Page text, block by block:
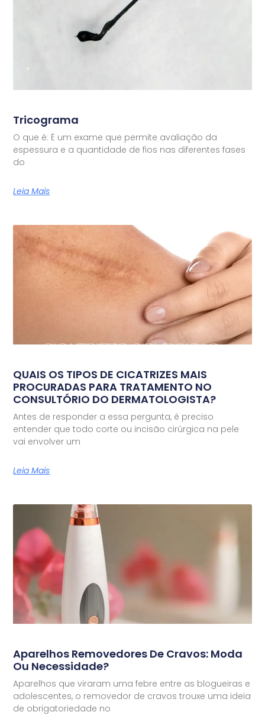
Tricograma
O que é: É um exame que permite avaliação da
espessura e a quantidade de fios nas diferentes fases
do
Leia Mais
QUAIS OS TIPOS DE CICATRIZES MAIS
PROCURADAS PARA TRATAMENTO NO
CONSULTÓRIO DO DERMATOLOGISTA?
Antes de responder a essa pergunta, é preciso
entender que todo corte ou incisão cirúrgica na pele
vai envolver um
Leia Mais
Aparelhos Removedores De Cravos: Moda
Ou Necessidade?
Aparelhos que viraram uma febre entre as blogueiras e
adolescentes, o removedor de cravos trouxe uma ideia
de obrigatoriedade no